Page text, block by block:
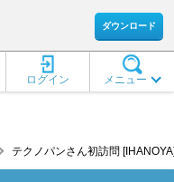
ダウンロード
メニュー
ログイン
テクノパンさん初訪問